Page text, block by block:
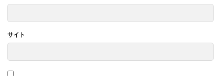
サイト